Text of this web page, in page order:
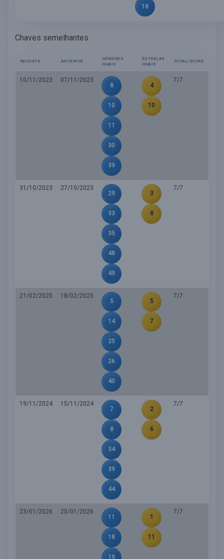
18
Chaves semelhantes
RECENTE ANTERIOR
NÚMEROS
IGUAIS
ESTRELAS
IGUAIS
TOTAL/SCORE
10/11/2023
07/11/2023
8
10
11
30
39
4
10
7/7
31/10/2023
27/10/2023
29
33
35
48
49
3
8
7/7
21/02/2025
18/02/2025
5
14
25
26
40
5
7
7/7
19/11/2024
15/11/2024
7
8
34
39
44
2
6
7/7
23/01/2026
20/01/2026
11
18
19
1
11
7/7